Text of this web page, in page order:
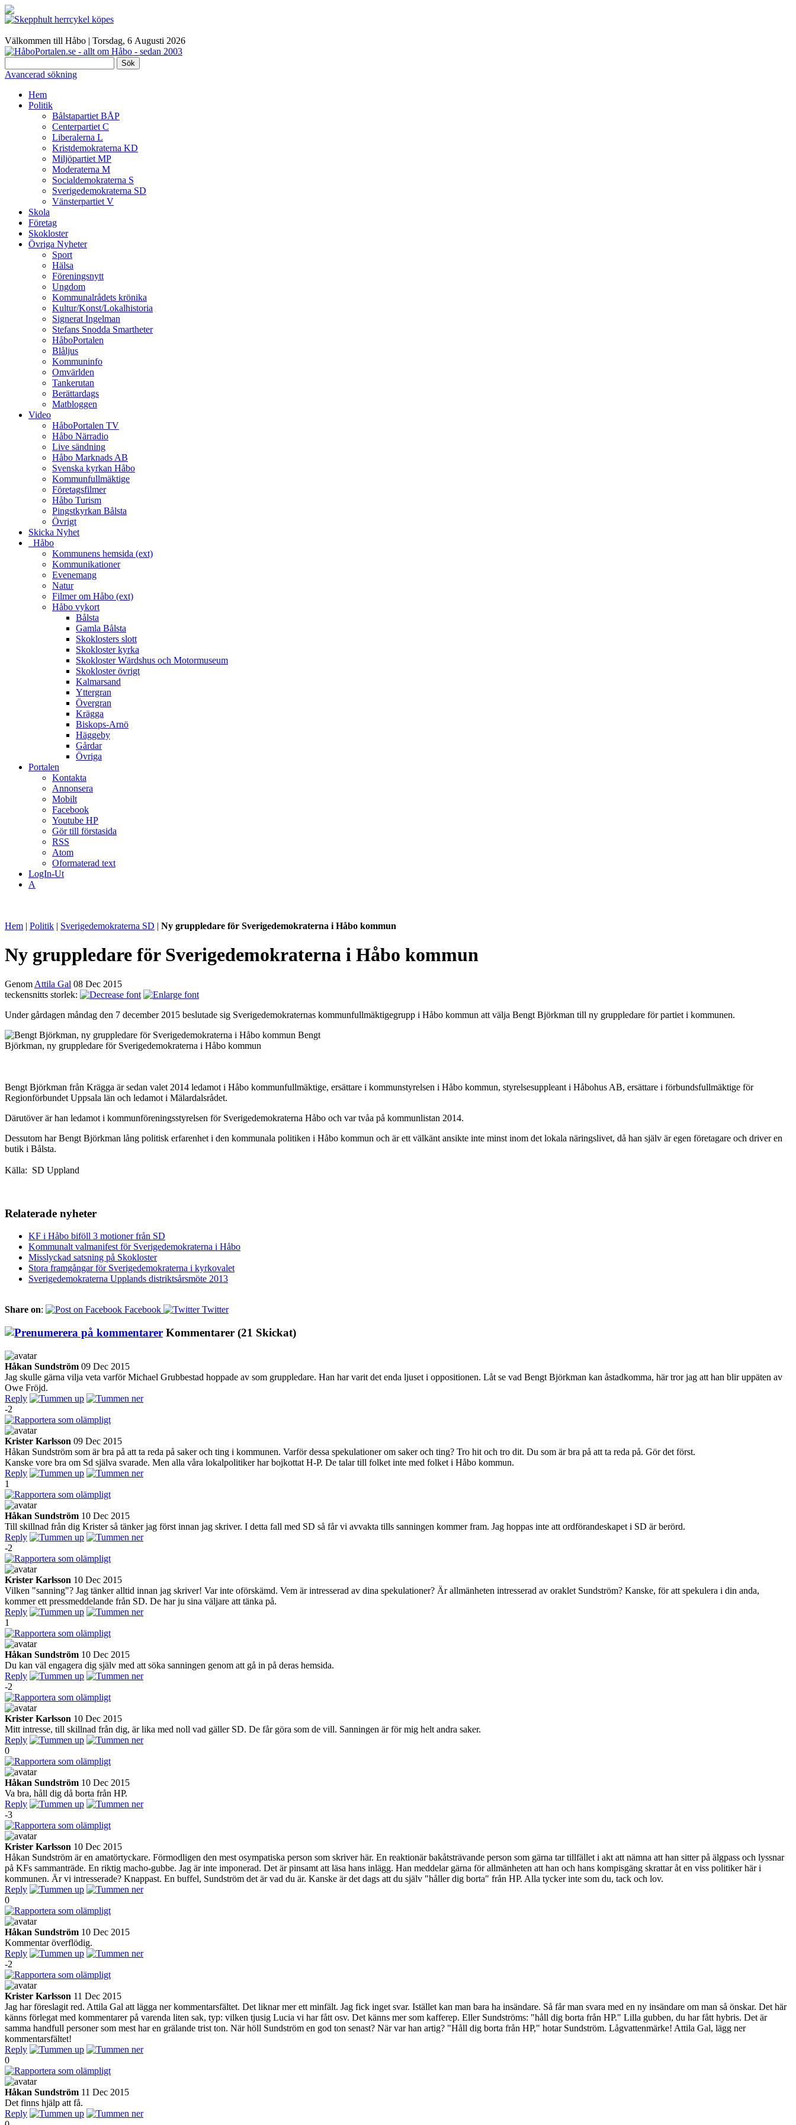
Välkommen till Håbo | Torsdag, 6 Αugusti 2026
Sök
Avancerad sökning
Hem
Politik
Bålstapartiet BÅP
Centerpartiet C
Liberalerna L
Kristdemokraterna KD
Miljöpartiet MP
Moderaterna M
Socialdemokraterna S
Sverigedemokraterna SD
Vänsterpartiet V
Skola
Företag
Skokloster
Övriga Nyheter
Sport
Hälsa
Föreningsnytt
Ungdom
Kommunalrådets krönika
Kultur/Konst/Lokalhistoria
Signerat Ingelman
Stefans Snodda Smartheter
HåboPortalen
Blåljus
Kommuninfo
Omvärlden
Tankerutan
Berättardags
Matbloggen
Video
HåboPortalen TV
Håbo Närradio
Live sändning
Håbo Marknads AB
Svenska kyrkan Håbo
Kommunfullmäktige
Företagsfilmer
Håbo Turism
Pingstkyrkan Bålsta
Övrigt
Skicka Nyhet
_Håbo
Kommunens hemsida (ext)
Kommunikationer
Evenemang
Natur
Filmer om Håbo (ext)
Håbo vykort
Bålsta
Gamla Bålsta
Skoklosters slott
Skokloster kyrka
Skokloster Wärdshus och Motormuseum
Skokloster övrigt
Kalmarsand
Yttergran
Övergran
Krägga
Biskops-Arnö
Häggeby
Gårdar
Övriga
Portalen
Kontakta
Annonsera
Mobilt
Facebook
Youtube HP
Gör till förstasida
RSS
Atom
Oformaterad text
LogIn-Ut
A
Hem | Politik | Sverigedemokraterna SD | Ny gruppledare för Sverigedemokraterna i Håbo kommun
Ny gruppledare för Sverigedemokraterna i Håbo kommun
Genom Attila Gal 08 Dec 2015
teckensnitts storlek:
Under gårdagen måndag den 7 december 2015 beslutade sig Sverigedemokraternas kommunfullmäktigegrupp i Håbo kommun att välja Bengt Björkman till ny gruppledare för partiet i kommunen.
Bengt
Björkman, ny gruppledare för Sverigedemokraterna i Håbo kommun
Bengt Björkman från Krägga är sedan valet 2014 ledamot i Håbo kommunfullmäktige, ersättare i kommunstyrelsen i Håbo kommun, styrelsesuppleant i Håbohus AB, ersättare i förbundsfullmäktige för
Regionförbundet Uppsala län och ledamot i Mälardalsrådet.
Därutöver är han ledamot i kommunföreningsstyrelsen för Sverigedemokraterna Håbo och var tvåa på kommunlistan 2014.
Dessutom har Bengt Björkman lång politisk erfarenhet i den kommunala politiken i Håbo kommun och är ett välkänt ansikte inte minst inom det lokala näringslivet, då han själv är egen företagare och driver en
butik i Bålsta.
Källa: SD Uppland
Relaterade nyheter
KF i Håbo biföll 3 motioner från SD
Kommunalt valmanifest för Sverigedemokraterna i Håbo
Misslyckad satsning på Skokloster
Stora framgångar för Sverigedemokraterna i kyrkovalet
Sverigedemokraterna Upplands distriktsårsmöte 2013
Share on: Facebook Twitter
Kommentarer (21 Skickat)
Håkan Sundström 09 Dec 2015
Jag skulle gärna vilja veta varför Michael Grubbestad hoppade av som gruppledare. Han har varit det enda ljuset i oppositionen. Låt se vad Bengt Björkman kan åstadkomma, här tror jag att han blir uppäten av
Owe Fröjd.
Reply
-2
Krister Karlsson 09 Dec 2015
Håkan Sundström som är bra på att ta reda på saker och ting i kommunen. Varför dessa spekulationer om saker och ting? Tro hit och tro dit. Du som är bra på att ta reda på. Gör det först.
Kanske vore bra om Sd själva svarade. Men alla våra lokalpolitiker har bojkottat H-P. De talar till folket inte med folket i Håbo kommun.
Reply
1
Håkan Sundström 10 Dec 2015
Till skillnad från dig Krister så tänker jag först innan jag skriver. I detta fall med SD så får vi avvakta tills sanningen kommer fram. Jag hoppas inte att ordförandeskapet i SD är berörd.
Reply
-2
Krister Karlsson 10 Dec 2015
Vilken "sanning"? Jag tänker alltid innan jag skriver! Var inte oförskämd. Vem är intresserad av dina spekulationer? Är allmänheten intresserad av oraklet Sundström? Kanske, för att spekulera i din anda,
kommer ett pressmeddelande från SD. De har ju sina väljare att tänka på.
Reply
1
Håkan Sundström 10 Dec 2015
Du kan väl engagera dig själv med att söka sanningen genom att gå in på deras hemsida.
Reply
-2
Krister Karlsson 10 Dec 2015
Mitt intresse, till skillnad från dig, är lika med noll vad gäller SD. De får göra som de vill. Sanningen är för mig helt andra saker.
Reply
0
Håkan Sundström 10 Dec 2015
Va bra, håll dig då borta från HP.
Reply
-3
Krister Karlsson 10 Dec 2015
Håkan Sundström är en amatörtyckare. Förmodligen den mest osympatiska person som skriver här. En reaktionär bakåtsträvande person som gärna tar tillfället i akt att nämna att han sitter på älgpass och lyssnar
på KFs sammanträde. En riktig macho-gubbe. Jag är inte imponerad. Det är pinsamt att läsa hans inlägg. Han meddelar gärna för allmänheten att han och hans kompisgäng skrattar åt en viss politiker här i
kommunen. Är vi intresserade? Knappast. En buffel, Sundström det är vad du är. Kanske är det dags att du själv "håller dig borta" från HP. Alla tycker inte som du, tack och lov.
Reply
0
Håkan Sundström 10 Dec 2015
Kommentar överflödig.
Reply
-2
Krister Karlsson 11 Dec 2015
Jag har föreslagit red. Attila Gal att lägga ner kommentarsfältet. Det liknar mer ett minfält. Jag fick inget svar. Istället kan man bara ha insändare. Så får man svara med en ny insändare om man så önskar. Det här
känns förlegat med kommentarer på varenda liten sak, typ: vilken tjusig Lucia vi har fått osv. Det känns mer som kafferep. Eller Sundströms: "håll dig borta från HP." Lilla gubben, du har fått hybris. Det är
samma handfull personer som mest har en grälande trist ton. När höll Sundström en god ton senast? När var han artig? "Håll dig borta från HP," hotar Sundström. Lågvattenmärke! Attila Gal, lägg ner
kommentarsfältet!
Reply
0
Håkan Sundström 11 Dec 2015
Det finns hjälp att få.
Reply